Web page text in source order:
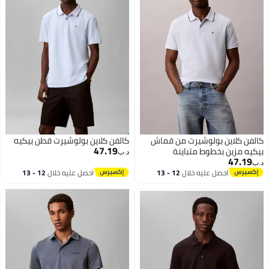
كلاين بولوشيرت من قماش
مزين بخطوط متباينة
47.19
احصل عليه خلال 12 - 13
اغسطس
كالفن كلاين بولوشيرت قطن بيكيه
47.19
احصل عليه خلال 12 - 13
اغسطس